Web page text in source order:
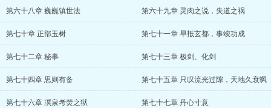
第六十八章 巍巍镇世法 第六十九章 灵肉之说，失道之祸
第七十章 正部玉树 第七十一章 早抵玄都，事竣功成
第七十二章 秘事 第七十三章 极剑、化剑
第七十四章 思则有备 第七十五章 只叹流光过隙，天地久衰飒
第七十六章 凕泉考焚之狱 第七十七章 丹心寸意